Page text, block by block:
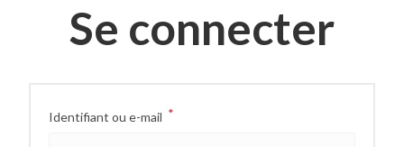
Se connecter
Identifiant ou e-mail *